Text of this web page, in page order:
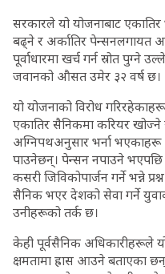
सरकारले यो योजनाबाट
बढ्ने र अर्कातिर
पूर्वाधारमा खर्च गर्न स्रोत
जवानको औसत उमेर ३२ वर्ष छ।
यो योजनाको विरोध
एकातिर सैनिकमा करियर खोज्ने
अग्निपथअनुसार भर्ना भएकाहरू
पाउनेछन्। पेन्सन नपाउने
कसरी जिविकोपार्जन गर्ने भन्ने
सैनिक भएर देशको सेवा गर्ने
उनीहरूको तर्क छ।
केही पूर्वसैनिक अधिकारीहरूले
क्षमतामा ह्रास आउने बताएका